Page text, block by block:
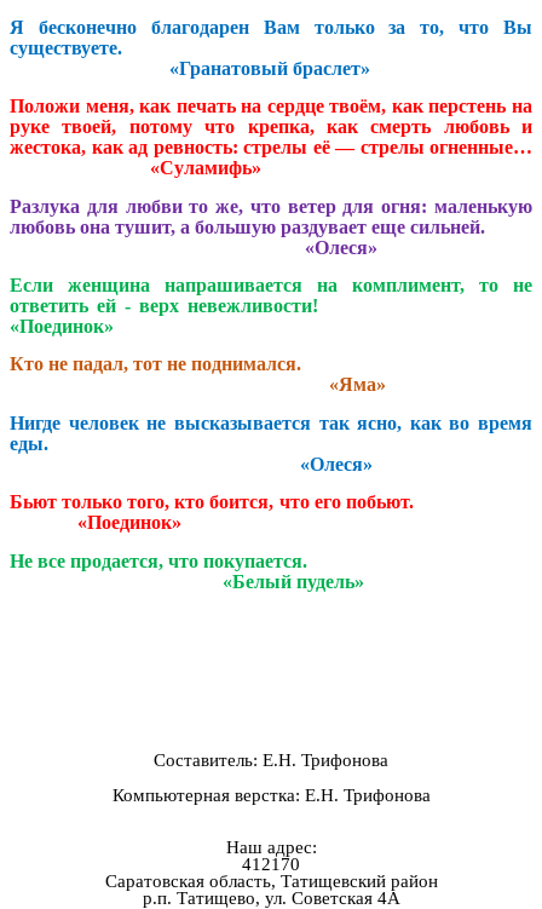
Я бесконечно благодарен Вам только за то, что Вы
существуете.
«Гранатовый браслет»
Положи меня, как печать на сердце твоём, как перстень на
руке твоей, потому что крепка, как смерть любовь и
жестока, как ад ревность: стрелы её — стрелы огненные…
«Суламифь»
Разлука для любви то же, что ветер для огня: маленькую
любовь она тушит, а большую раздувает еще сильней.
«Олеся»
Если женщина напрашивается на комплимент, то не
ответить ей - верх невежливости!
«Поединок»
Кто не падал, тот не поднимался.
«Яма»
Нигде человек не высказывается так ясно, как во время
еды.
«Олеся»
Бьют только того, кто боится, что его побьют.
«Поединок»
Не все продается, что покупается.
«Белый пудель»
Составитель: Е.Н. Трифонова
Компьютерная верстка: Е.Н. Трифонова
Наш адрес:
412170
Саратовская область, Татищевский район
р.п. Татищево, ул. Советская 4А